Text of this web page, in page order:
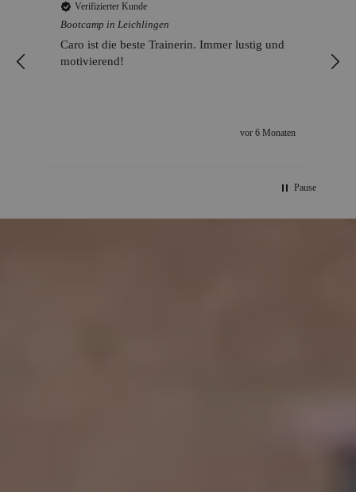
Verifizierter Kunde
Bootcamp in Leichlingen
Caro ist die beste Trainerin. Immer lustig und
motivierend!
vor 6 Monaten
Pause